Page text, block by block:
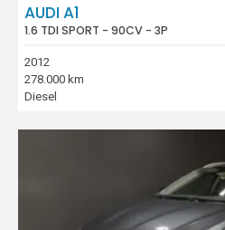
AUDI A1
1.6 TDI SPORT - 90CV - 3P
2012
278.000 km
Diesel